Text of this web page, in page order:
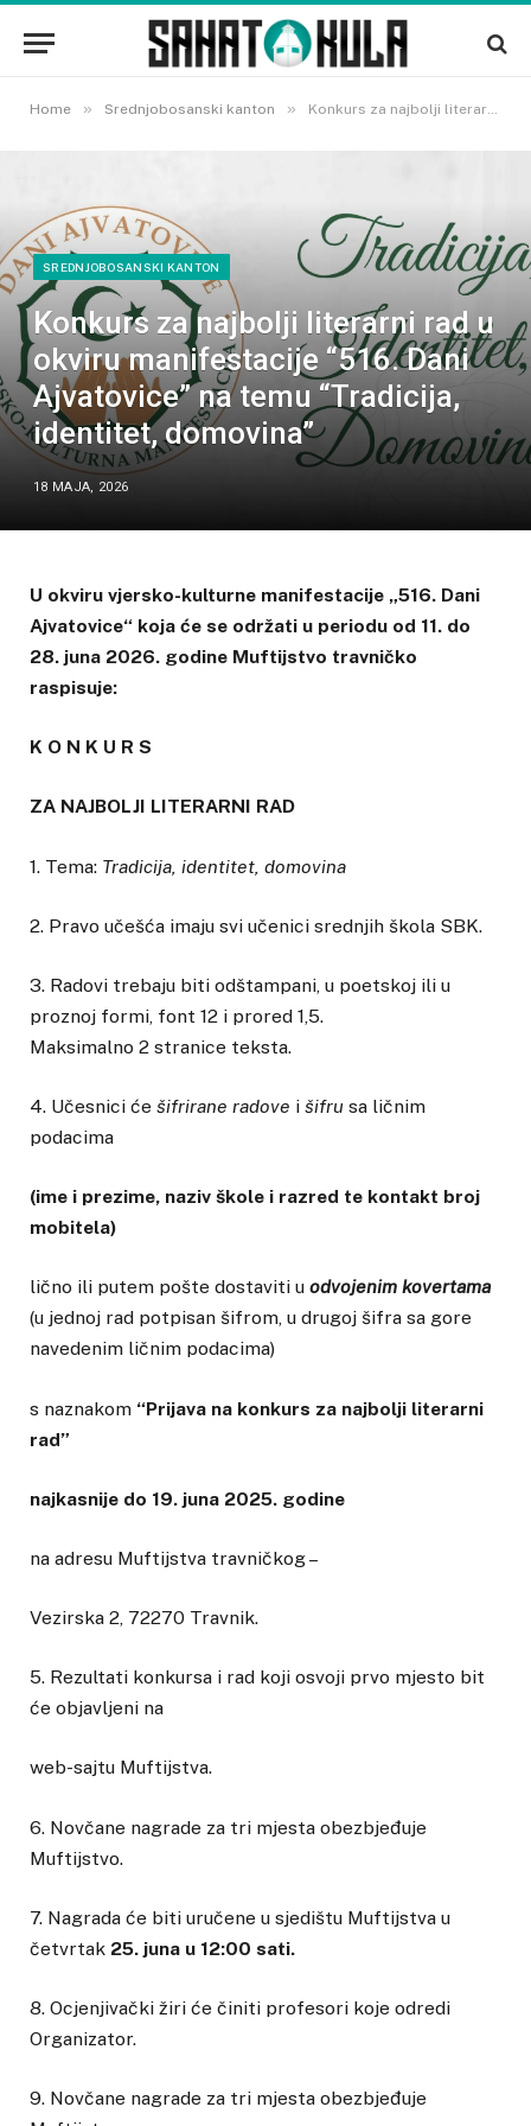
Home » Srednjobosanski kanton » Konkurs za najbolji literarni rad u okviru manifestacije “516. Dani Ajvatovice” na temu “Tradicija, identitet, domovina”
SREDNJOBOSANSKI KANTON
Konkurs za najbolji literarni rad u
okviru manifestacije “516. Dani
Ajvatovice” na temu “Tradicija,
identitet, domovina”
18 MAJA, 2026
U okviru vjersko-kulturne manifestacije „516. Dani
Ajvatovice“ koja će se održati u periodu od 11. do
28. juna 2026. godine Muftijstvo travničko
raspisuje:
K O N K U R S
ZA NAJBOLJI LITERARNI RAD
1. Tema: Tradicija, identitet, domovina
2. Pravo učešća imaju svi učenici srednjih škola SBK.
3. Radovi trebaju biti odštampani, u poetskoj ili u
proznoj formi, font 12 i prored 1,5.
Maksimalno 2 stranice teksta.
4. Učesnici će šifrirane radove i šifru sa ličnim
podacima
(ime i prezime, naziv škole i razred te kontakt broj
mobitela)
lično ili putem pošte dostaviti u odvojenim kovertama
(u jednoj rad potpisan šifrom, u drugoj šifra sa gore
navedenim ličnim podacima)
s naznakom “Prijava na konkurs za najbolji literarni
rad”
najkasnije do 19. juna 2025. godine
na adresu Muftijstva travničkog –
Vezirska 2, 72270 Travnik.
5. Rezultati konkursa i rad koji osvoji prvo mjesto bit
će objavljeni na
web-sajtu Muftijstva.
6. Novčane nagrade za tri mjesta obezbjeđuje
Muftijstvo.
7. Nagrada će biti uručene u sjedištu Muftijstva u
četvrtak 25. juna u 12:00 sati.
8. Ocjenjivački žiri će činiti profesori koje odredi
Organizator.
9. Novčane nagrade za tri mjesta obezbjeđuje